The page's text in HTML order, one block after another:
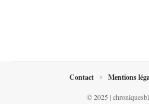
© 2025 |
Contact Mentions